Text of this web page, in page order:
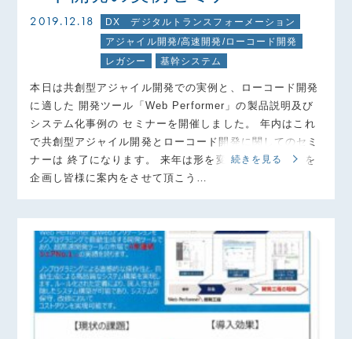
2019.12.18
DX デジタルトランスフォーメーション
アジャイル開発/高速開発/ローコード開発
レガシー
基幹システム
本日は共創型アジャイル開発での実例と、ローコード開発
に適した 開発ツール「Web Performer」の製品説明及び
システム化事例の セミナーを開催しました。 年内はこれ
で共創型アジャイル開発とローコード開発に関してのセミ
ナーは 終了になります。 来年は形を変えてのセミナーを
企画し皆様に案内をさせて頂こう…
続きを見る